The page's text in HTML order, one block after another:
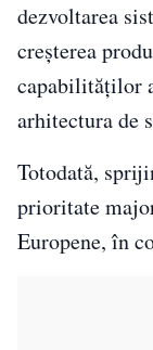
dezvoltarea
creșterea
capabilităților
arhitectura de
Totodată,
prioritate
Europene, în